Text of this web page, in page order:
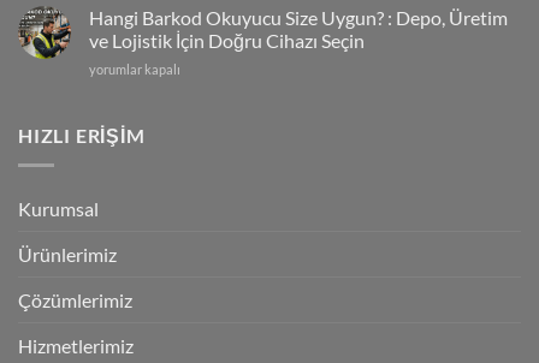
&
Zebra
TC701
|
Destekli
Başladı!
Hangi Barkod Okuyucu Size Uygun? : Depo, Üretim
ve Lojistik İçin Doğru Cihazı Seçin
Hangi
Size
Uygun?
Üretim
Lojistik
Doğru
Cihazı
için
yorumlar kapalı
HIZLI ERİŞİM
Kurumsal
Ürünlerimiz
Çözümlerimiz
Hizmetlerimiz